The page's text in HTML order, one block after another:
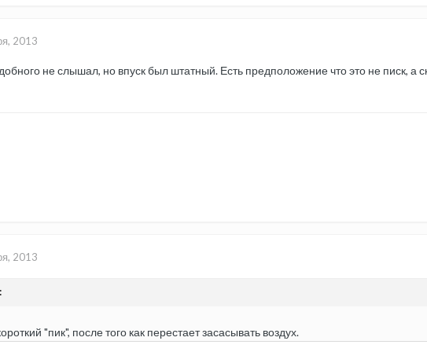
2013
не слышал, но впуск был штатный. Есть предположение что это не писк,
2013
"пик", после того как перестает засасывать воздух.